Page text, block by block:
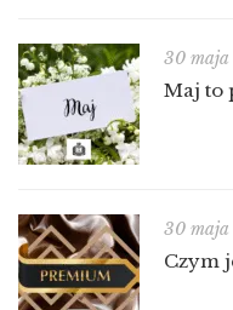
30
Maj to
30
Czym